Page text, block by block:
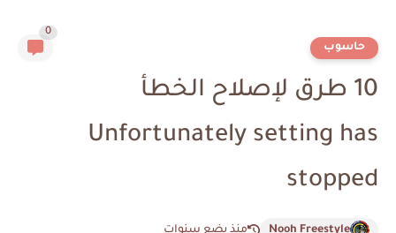
حاسوب
0
10 طرق لإصلاح الخطأ
Unfortunately setting has
stopped
Nooh Freestyle منذ بضع سنوات